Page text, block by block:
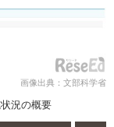
画像出典：文部科学省
況の概要